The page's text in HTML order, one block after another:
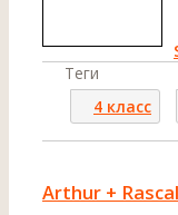
Теги
4 класс
Arthur +